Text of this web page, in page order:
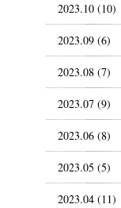
2023.10 (10)
2023.09 (6)
2023.08 (7)
2023.07 (9)
2023.06 (8)
2023.05 (5)
2023.04 (11)